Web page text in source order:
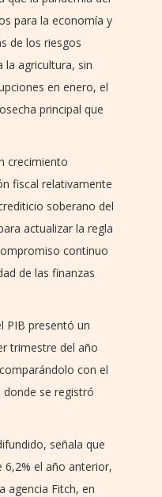
para la economía y
de los riesgos
la agricultura, sin
en enero, el
principal que
crecimiento
fiscal relativamente
soberano del
actualizar la regla
continuo
de las finanzas
PIB presentó un
trimestre del año
con el
se registró
señala que
6,2% el año anterior,
agencia Fitch, en